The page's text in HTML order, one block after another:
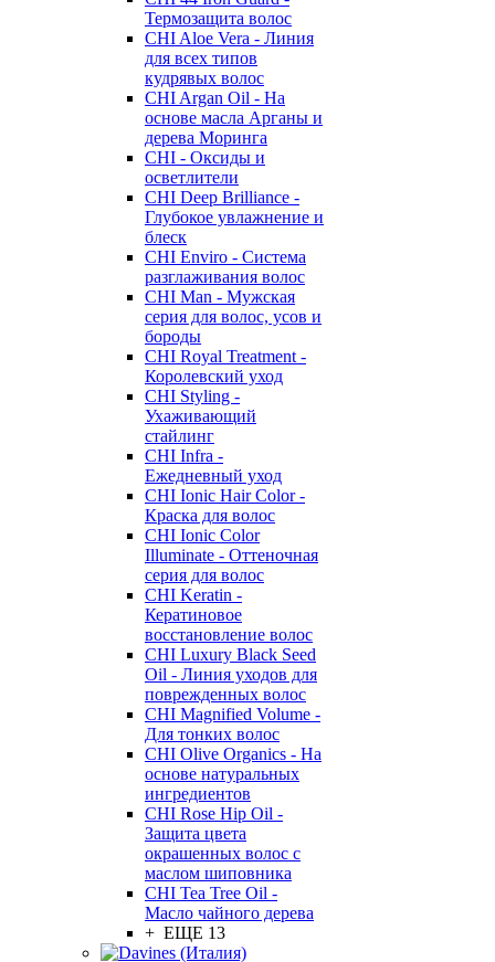
Термозащита волос
CHI Aloe Vera - Линия
для всех типов
кудрявых волос
CHI Argan Oil - На
основе масла Арганы и
дерева Моринга
CHI - Оксиды и
осветлители
CHI Deep Brilliance -
Глубокое увлажнение и
блеск
CHI Enviro - Система
разглаживания волос
CHI Man - Мужская
серия для волос, усов и
бороды
CHI Royal Treatment -
Королевский уход
CHI Styling -
Ухаживающий
стайлинг
CHI Infra -
Ежедневный уход
CHI Ionic Hair Color -
Краска для волос
CHI Ionic Color
Illuminate - Оттеночная
серия для волос
CHI Keratin -
Кератиновое
восстановление волос
CHI Luxury Black Seed
Oil - Линия уходов для
поврежденных волос
CHI Magnified Volume -
Для тонких волос
CHI Olive Organics - На
основе натуральных
ингредиентов
CHI Rose Hip Oil -
Защита цвета
окрашенных волос с
маслом шиповника
CHI Tea Tree Oil -
Масло чайного дерева
+ ЕЩЕ 13